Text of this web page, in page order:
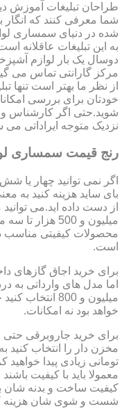
طراحان تبلیغات آموزش
شما معرفی کنند که انگار
شده در دنیای سمساری
به این تبلیغات عاقلانه
دوسال یک بار لوازم
مرکز گارانتی تماس می
از نظر ما بهتر است تنها
خودتان برای بررسی
شوید.حتی اگر کارشناس و
نزدیک متوجه ایراداتی می
رنج قیمت سمساری
اگر نمی توانید چهار یا
بای ساید هزینه کنید به
از دست داده اید.می
میلیون و 500
محصولات کیفیتی مناسب
است.
میلیون و 800
خواهد بود نه امکانات.
برای خرید جاروبرقی حتی
تومانی زیادی پیدا
معمولا باید با کیفیت
کیفیت ساخت و بدنه شان
شست و شوی شان هزینه